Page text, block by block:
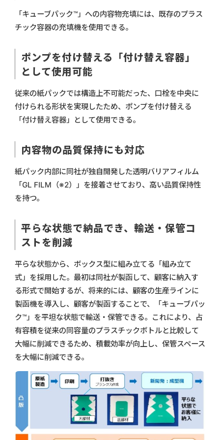
「キューブパック™」への内容物充填には、既存のプラス
チック容器の充填機を使用できる。
ポンプを付け替える「付け替え容器」
として使用可能
従来の紙パックでは構造上不可能だった、口栓を中央に
付けられる形状を実現したため、ポンプを付け替える
「付け替え容器」として使用できる。
内容物の品質保持にも対応
紙パック内部に同社が独自開発した透明バリアフィルム
「GL FILM（※2）」を接着させており、高い品質保持性
を持つ。
平らな状態で納品でき、輸送・保管コ
ストを削減
平らな状態から、ボックス型に組み立てる「組み立て
式」を採用した。最初は同社が製函して、顧客に納入す
る形式で開始するが、将来的には、顧客の生産ラインに
製函機を導入し、顧客が製函することで、「キューブパッ
ク™」を平坦な状態で輸送・保管できる。これにより、占
有容積を従来の同容量のプラスチックボトルと比較して
大幅に削減できるため、積載効率が向上し、保管スペース
を大幅に削減できる。